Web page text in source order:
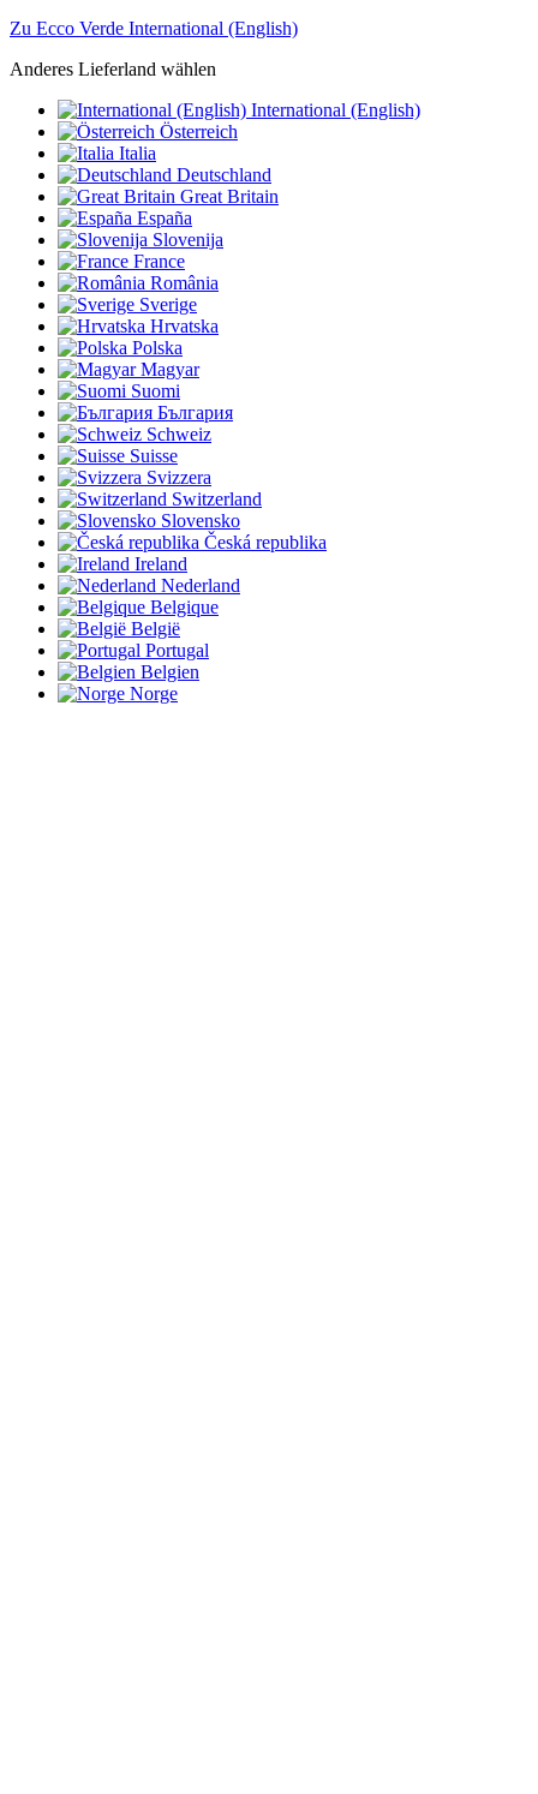
Zu Ecco Verde International (English)
Anderes Lieferland wählen
International (English)
Österreich
Italia
Deutschland
Great Britain
España
Slovenija
France
România
Sverige
Hrvatska
Polska
Magyar
Suomi
България
Schweiz
Suisse
Svizzera
Switzerland
Slovensko
Česká republika
Ireland
Nederland
Belgique
België
Portugal
Belgien
Norge